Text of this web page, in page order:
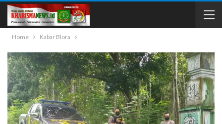
Home Kabar Blora